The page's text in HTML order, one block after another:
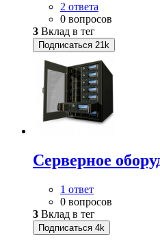
2 ответа
0 вопросов
3 Вклад в тег
Подписаться 21k
Серверное
1 ответ
0 вопросов
3 Вклад в тег
Подписаться 4k